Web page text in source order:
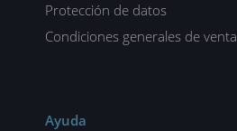
Protección de datos
Condiciones generales de venta
Ayuda